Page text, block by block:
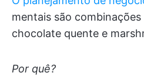
mentais são
chocolate quente e
Por quê?